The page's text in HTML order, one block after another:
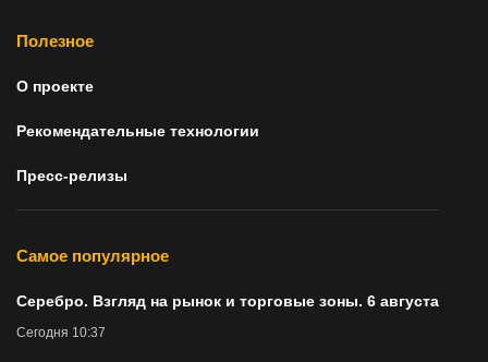
Полезное
О проекте
Рекомендательные технологии
Пресс-релизы
Самое популярное
Серебро. Взгляд на рынок и торговые зоны. 6 августа
Сегодня 10:37